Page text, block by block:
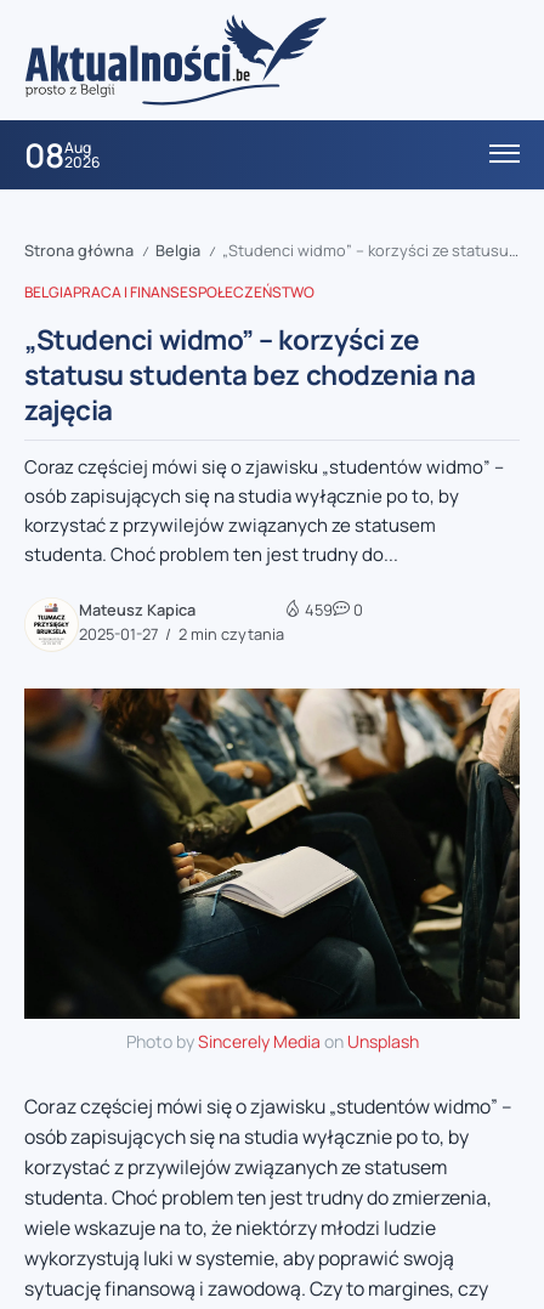
08Aug
2026
Strona główna / Belgia / „Studenci widmo” – korzyści ze statusu studenta bez chodzenia na zajęcia
BELGIAPRACA I FINANSESPOŁECZEŃSTWO
„Studenci widmo” – korzyści ze
statusu studenta bez chodzenia na
zajęcia
Coraz częściej mówi się o zjawisku „studentów widmo” –
osób zapisujących się na studia wyłącznie po to, by
korzystać z przywilejów związanych ze statusem
studenta. Choć problem ten jest trudny do...
Mateusz Kapica
2025-01-27
2 min czytania
459 0
Photo bySincerely Media on Unsplash
Coraz częściej mówi się o zjawisku „studentów widmo” –
osób zapisujących się na studia wyłącznie po to, by
korzystać z przywilejów związanych ze statusem
studenta. Choć problem ten jest trudny do zmierzenia,
wiele wskazuje na to, że niektórzy młodzi ludzie
wykorzystują luki w systemie, aby poprawić swoją
sytuację finansową i zawodową. Czy to margines, czy